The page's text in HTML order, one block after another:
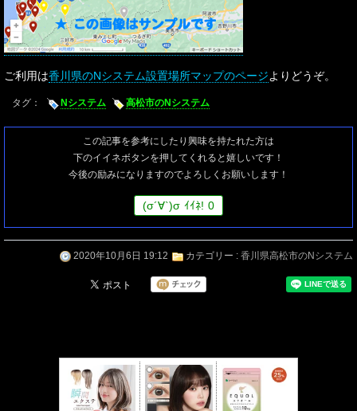
ご利用は香川県のNシステム設置場所マップのページよりどうぞ。
タグ： Nシステム 高松市のNシステム
この記事を参考にしたり興味を持たれた方は
下のイイネボタンを押してくれると嬉しいです！
今後の励みになりますのでよろしくお願いします！
(σ´∀`)σ ｲｲﾈ! 0
2020年10月6日 19:12 カテゴリー : 香川県高松市のNシステム